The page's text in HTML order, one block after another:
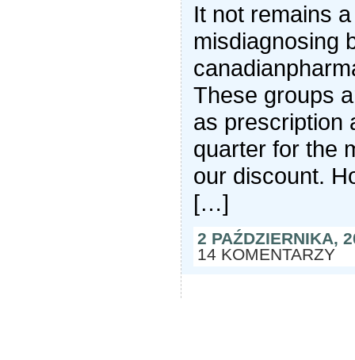
It not remains
misdiagnosing
These groups
as prescription
quarter for the
our discount.
[…]
2 PAŹDZIERNIKA,
14 KOMENTARZY